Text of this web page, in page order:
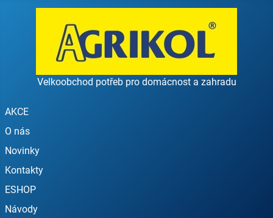
Velkoobchod potřeb pro domácnost a zahradu
AKCE
O nás
Novinky
Kontakty
ESHOP
Návody